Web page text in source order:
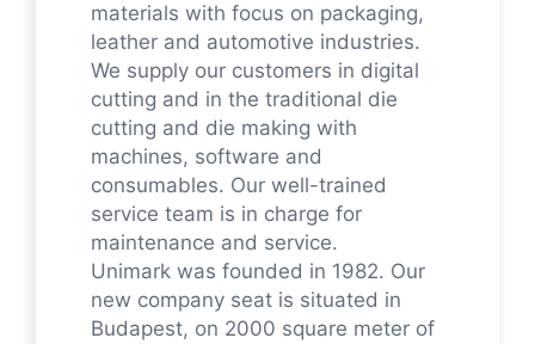
materials with focus on packaging,
leather and automotive industries.
We supply our customers in digital
cutting and in the traditional die
cutting and die making with
machines, software and
consumables. Our well-trained
service team is in charge for
maintenance and service.
Unimark was founded in 1982. Our
new company seat is situated in
Budapest, on 2000 square meter of